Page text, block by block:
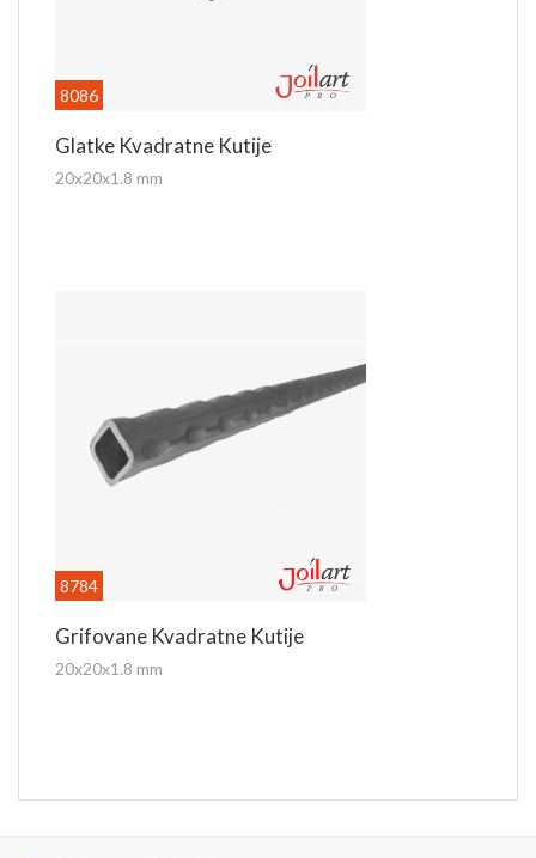
8086
Glatke Kvadratne Kutije
20x20x1.8 mm
8784
Grifovane Kvadratne Kutije
20x20x1.8 mm